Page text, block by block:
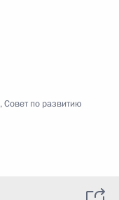
,Совет по развитию